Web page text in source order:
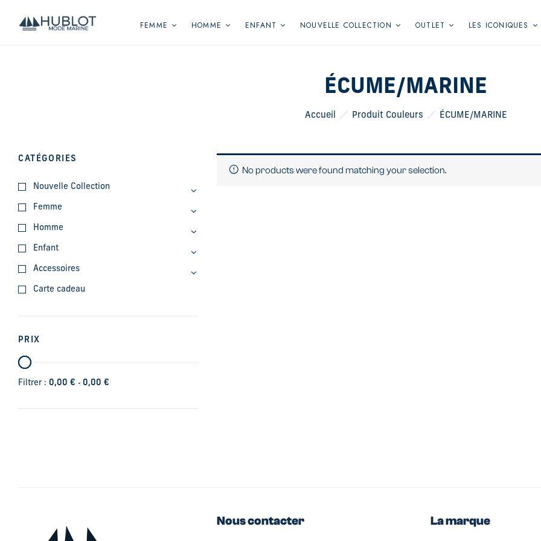
FEMME HOMME ENFANT NOUVELLE COLLECTION OUTLET LES ICONIQUES
ÉCUME/MARINE
Accueil Produit Couleurs ÉCUME/MARINE
CATÉGORIES
Nouvelle Collection
Femme
Homme
Enfant
Accessoires
Carte cadeau
PRIX
Filtrer : 0,00 € - 0,00 €
No products were found matching your selection.
Nous contacter La marque